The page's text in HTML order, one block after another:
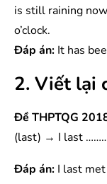
is still raining
o’clock.
Đáp án: It has
2. Viết lại
Đề THPTQG
(last) → I last
Đáp án: I last